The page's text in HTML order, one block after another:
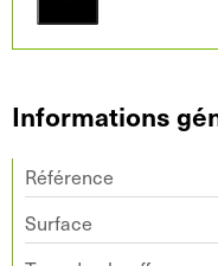
Informations
Référence
Surface